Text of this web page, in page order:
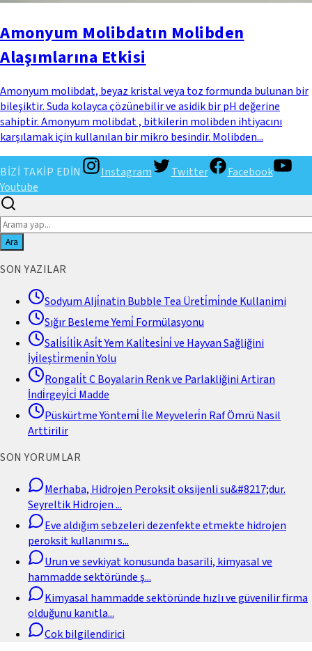
Amonyum Molibdatın Molibden
Alaşımlarına Etkisi
Amonyum molibdat, beyaz kristal veya toz formunda bulunan bir
bileşiktir. Suda kolayca çözünebilir ve asidik bir pH değerine
sahiptir. Amonyum molibdat , bitkilerin molibden ihtiyacını
karşılamak için kullanılan bir mikro besindir. Molibden...
BİZİ TAKİP EDİN Instagram Twitter
Facebook
Youtube
Ara
SON YAZILAR
Sodyum Alji̇natin Bubble Tea Üreti̇mi̇nde Kullanimi
Sığır Besleme Yemi̇ Formülasyonu
Sali̇si̇li̇k Asi̇t Yem Kali̇tesi̇ni̇ ve Hayvan Sağliğini
İyi̇leşti̇rmeni̇n Yolu
Rongali̇t C Boyalarin Renk ve Parlakliğini Artiran
İndi̇rgeyi̇ci̇ Madde
Püskürtme Yöntemi̇ İle Meyveleri̇n Raf Ömrü Nasil
Arttirilir
SON YORUMLAR
Merhaba, Hidrojen Peroksit oksijenli su&#8217;dur.
Seyreltik Hidrojen...
Eve aldığım sebzeleri dezenfekte etmekte hidrojen
peroksit kullanımı s...
Urun ve sevkiyat konusunda basarili, kimyasal ve
hammadde sektöründe ş...
Kimyasal hammadde sektöründe hızlı ve güvenilir firma
olduğunu kanıtla...
Cok bilgilendirici